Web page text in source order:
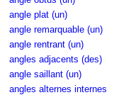
angle plat (un)
angle remarquable (un)
angle rentrant (un)
angles adjacents (des)
angle saillant (un)
angles alternes internes